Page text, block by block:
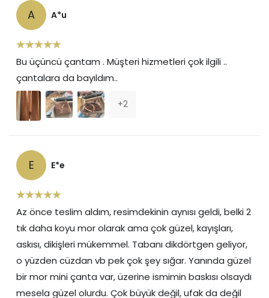
A A*u
Bu üçüncü çantam . Müşteri hizmetleri çok ilgili ..
çantalara da bayıldım..
+2
E E*e
Az önce teslim aldım, resimdekinin aynısı geldi, belki 2
tık daha koyu mor olarak ama çok güzel, kayışları,
askısı, dikişleri mükemmel. Tabanı dikdörtgen geliyor,
o yüzden cüzdan vb pek çok şey sığar. Yanında güzel
bir mor mini çanta var, üzerine ismimin baskısı olsaydı
mesela güzel olurdu. Çok büyük değil, ufak da değil